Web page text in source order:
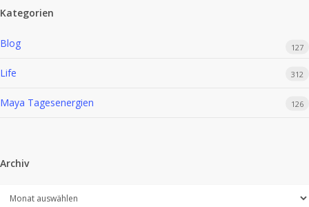
Kategorien
Blog 127
Life 312
Maya Tagesenergien 126
Archiv
Archiv